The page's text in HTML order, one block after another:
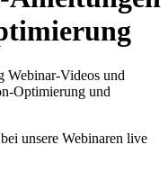
Webinar-Videos und
Optimierung und
unsere Webinaren live